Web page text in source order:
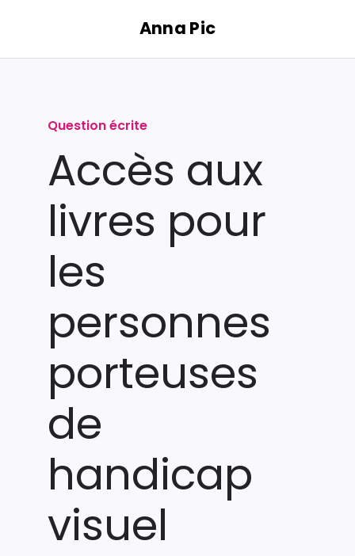
contenu
Anna Pic
Question écrite
Accès aux
livres pour
les
personnes
porteuses
de
handicap
visuel